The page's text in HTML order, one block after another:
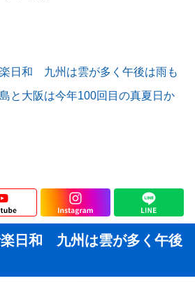
日和 九州は雲が多く午後は雨も
と大阪は今年100回目の真夏日か
日和 九州は雲が多く午後